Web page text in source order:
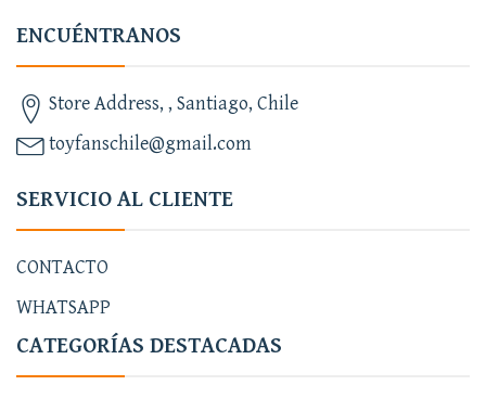
ENCUÉNTRANOS
Store Address, , Santiago, Chile
toyfanschile@gmail.com
SERVICIO AL CLIENTE
CONTACTO
WHATSAPP
CATEGORÍAS DESTACADAS